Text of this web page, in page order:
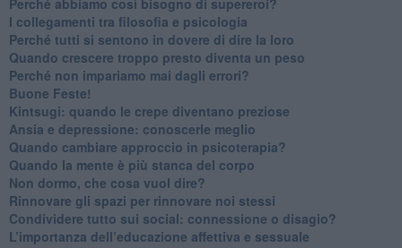
​I collegamenti tra filosofia e psicologia
​Perché tutti si sentono in dovere di dire la loro
​Quando crescere troppo presto diventa un peso
​Perché non impariamo mai dagli errori?
​Buone Feste!
​Kintsugi: quando le crepe diventano preziose
Ansia e depressione: conoscerle meglio
Quando cambiare approccio in psicoterapia?
​Quando la mente è più stanca del corpo
Non dormo, che cosa vuol dire?
​Rinnovare gli spazi per rinnovare noi stessi
​Condividere tutto sui social: connessione o disagio?
​L’importanza dell’educazione affettiva e sessuale